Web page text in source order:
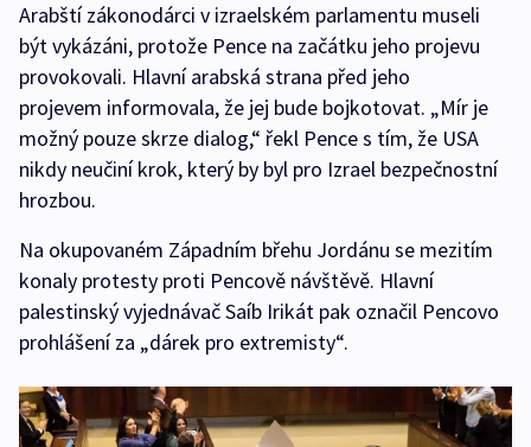
Arabští zákonodárci v izraelském parlamentu museli
být vykázáni, protože Pence na začátku jeho projevu
provokovali. Hlavní arabská strana před jeho
projevem informovala, že jej bude bojkotovat. „Mír je
možný pouze skrze dialog,“ řekl Pence s tím, že USA
nikdy neučiní krok, který by byl pro Izrael bezpečnostní
hrozbou.
Na okupovaném Západním břehu Jordánu se mezitím
konaly protesty proti Pencově návštěvě. Hlavní
palestinský vyjednávač Saíb Irikát pak označil Pencovo
prohlášení za „dárek pro extremisty“.